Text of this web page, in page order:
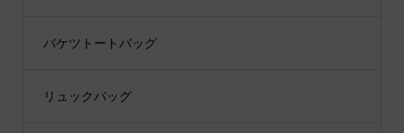
バケツトートバッグ
リュックバッグ